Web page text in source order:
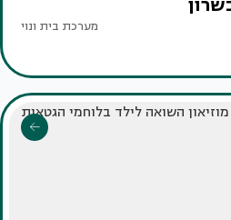
מערכת בית ונוי